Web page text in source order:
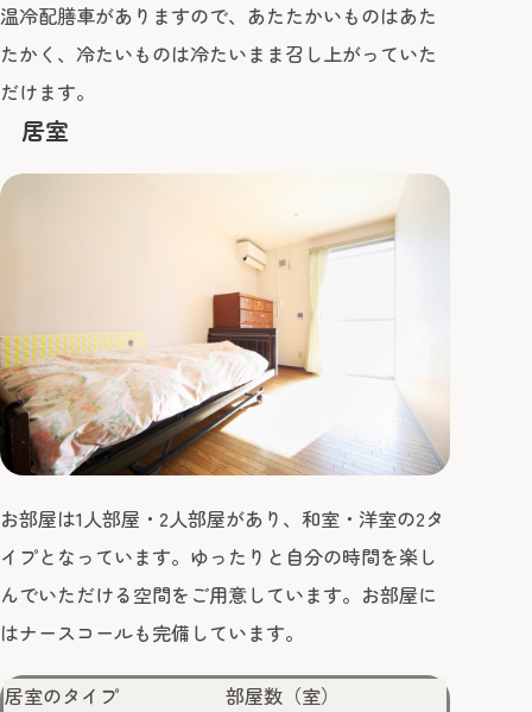
温冷配膳車がありますので、あたたかいものはあた
たかく、冷たいものは冷たいまま召し上がっていた
だけます。
居室
お部屋は1人部屋・2人部屋があり、和室・洋室の2タ
イプとなっています。ゆったりと自分の時間を楽し
んでいただける空間をご用意しています。お部屋に
はナースコールも完備しています。
居室のタイプ
部屋数（室）